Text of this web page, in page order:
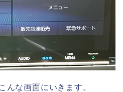
んな画面にいきます。